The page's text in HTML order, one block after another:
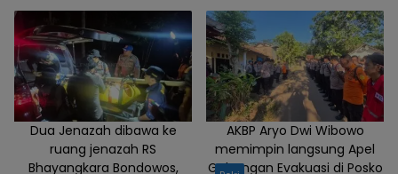
Gunung Piramid
Dua Jenazah dibawa ke
ruang jenazah RS
Bhayangkara Bondowos,
AKBP Aryo Dwi Wibowo
memimpin langsung Apel
Gabungan Evakuasi di Posko